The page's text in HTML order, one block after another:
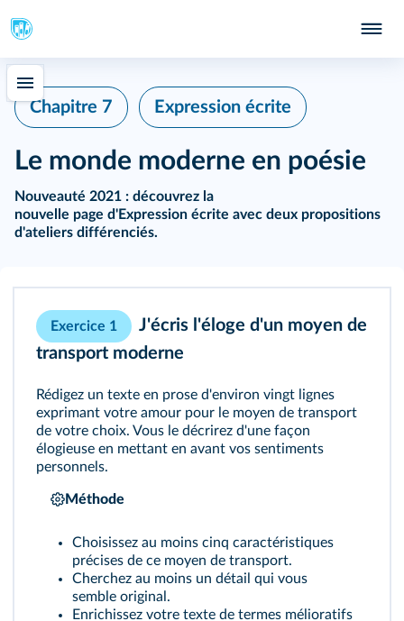
Chapitre 7 Expression écrite
Le monde moderne en poésie
Nouveauté 2021 : découvrez la
nouvelle page d'Expression écrite avec deux propositions
d'ateliers différenciés.
Exercice 1
J'écris l'éloge d'un moyen de
transport moderne
Rédigez un texte en prose d'environ vingt lignes
exprimant votre amour pour le moyen de transport
de votre choix. Vous le décrirez d'une façon
élogieuse en mettant en avant vos sentiments
personnels.
Méthode
Choisissez au moins cinq caractéristiques
précises de ce moyen de transport.
Cherchez au moins un détail qui vous
semble original.
Enrichissez votre texte de termes mélioratifs